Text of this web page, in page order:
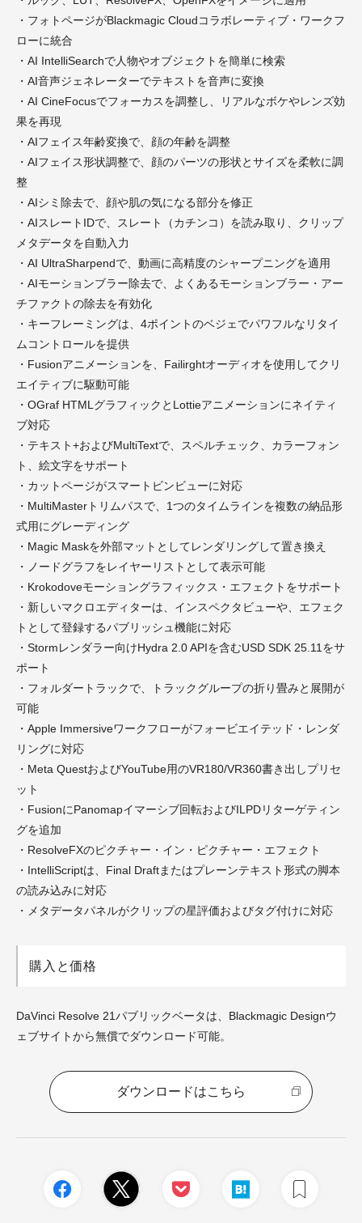
・フォトページがBlackmagic Cloudコラボレーティブ・ワークフ
ローに統合
・AI IntelliSearchで人物やオブジェクトを簡単に検索
・AI音声ジェネレーターでテキストを音声に変換
・AI CineFocusでフォーカスを調整し、リアルなボケやレンズ効
果を再現
・AIフェイス年齢変換で、顔の年齢を調整
・AIフェイス形状調整で、顔のパーツの形状とサイズを柔軟に調
整
・AIシミ除去で、顔や肌の気になる部分を修正
・AIスレートIDで、スレート（カチンコ）を読み取り、クリップ
メタデータを自動入力
・AI UltraSharpendで、動画に高精度のシャープニングを適用
・AIモーションブラー除去で、よくあるモーションブラー・アー
チファクトの除去を有効化
・キーフレーミングは、4ポイントのベジェでパワフルなリタイ
ムコントロールを提供
・Fusionアニメーションを、Failirghtオーディオを使用してクリ
エイティブに駆動可能
・OGraf HTMLグラフィックとLottieアニメーションにネイティ
ブ対応
・テキスト+およびMultiTextで、スペルチェック、カラーフォン
ト、絵文字をサポート
・カットページがスマートビンビューに対応
・MultiMasterトリムパスで、1つのタイムラインを複数の納品形
式用にグレーディング
・Magic Maskを外部マットとしてレンダリングして置き換え
・ノードグラフをレイヤーリストとして表示可能
・Krokodoveモーショングラフィックス・エフェクトをサポート
・新しいマクロエディターは、インスペクタビューや、エフェク
トとして登録するパブリッシュ機能に対応
・Stormレンダラー向けHydra 2.0 APIを含むUSD SDK 25.11をサ
ポート
・フォルダートラックで、トラックグループの折り畳みと展開が
可能
・Apple Immersiveワークフローがフォービエイテッド・レンダ
リングに対応
・Meta QuestおよびYouTube用のVR180/VR360書き出しプリセ
ット
・FusionにPanomapイマーシブ回転およびILPDリターゲティン
グを追加
・ResolveFXのピクチャー・イン・ピクチャー・エフェクト
・IntelliScriptは、Final Draftまたはプレーンテキスト形式の脚本
の読み込みに対応
・メタデータパネルがクリップの星評価およびタグ付けに対応
購入と価格
DaVinci Resolve 21パブリックベータは、Blackmagic Designウ
ェブサイトから無償でダウンロード可能。
ダウンロードはこちら